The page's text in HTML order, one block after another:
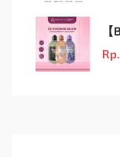
Rp.